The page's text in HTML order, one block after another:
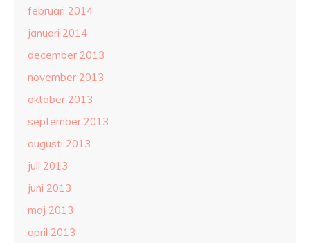
februari 2014
januari 2014
december 2013
november 2013
oktober 2013
september 2013
augusti 2013
juli 2013
juni 2013
maj 2013
april 2013